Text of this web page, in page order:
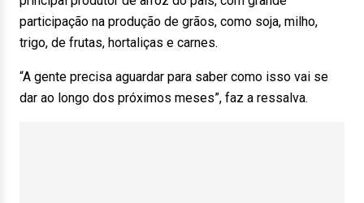
participação na produção de grãos, como soja, milho,
trigo, de frutas, hortaliças e carnes.
“A gente precisa aguardar para saber como isso vai se
dar ao longo dos próximos meses”, faz a ressalva.